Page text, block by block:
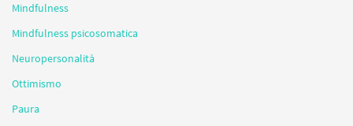
Mindfulness
Mindfulness psicosomatica
Neuropersonalità
Ottimismo
Paura